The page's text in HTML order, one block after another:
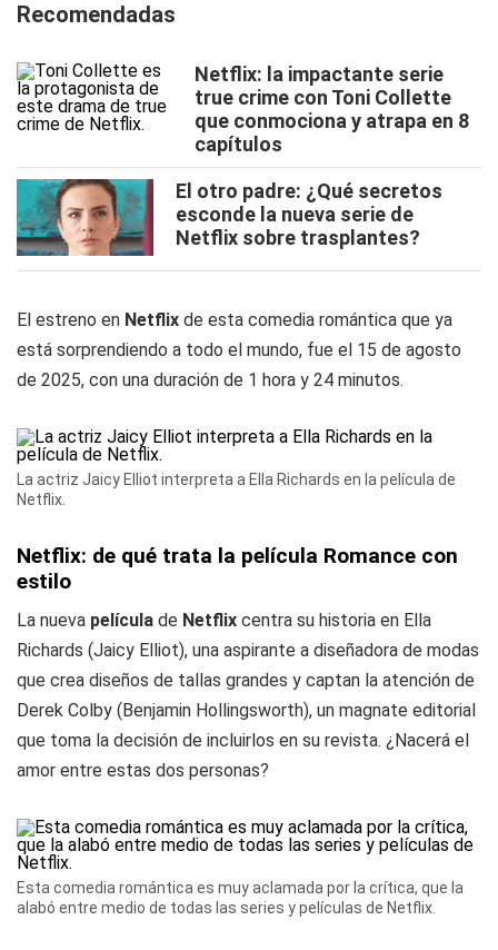
Recomendadas
Netflix: la impactante serie
true crime con Toni Collette
que conmociona y atrapa en 8
capítulos
El otro padre: ¿Qué secretos
esconde la nueva serie de
Netflix sobre trasplantes?
El estreno en Netflix de esta comedia romántica que ya
está sorprendiendo a todo el mundo, fue el 15 de agosto
de 2025, con una duración de 1 hora y 24 minutos.
La actriz Jaicy Elliot interpreta a Ella Richards en la película de
Netflix.
Netflix: de qué trata la película Romance con
estilo
La nueva película de Netflix centra su historia en Ella
Richards (Jaicy Elliot), una aspirante a diseñadora de modas
que crea diseños de tallas grandes y captan la atención de
Derek Colby (Benjamin Hollingsworth), un magnate editorial
que toma la decisión de incluirlos en su revista. ¿Nacerá el
amor entre estas dos personas?
Esta comedia romántica es muy aclamada por la crítica, que la
alabó entre medio de todas las series y películas de Netflix.